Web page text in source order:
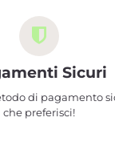
Sicuri
di pagamento
che preferisci!